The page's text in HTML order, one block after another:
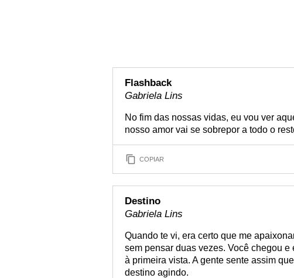
Flashback
Gabriela Lins
No fim das nossas vidas, eu vou ver
nosso amor vai se sobrepor a todo o
COPIAR
Destino
Gabriela Lins
Quando te vi, era certo que me
sem pensar duas vezes. Você chegou
à primeira vista. A gente sente assim
destino agindo.